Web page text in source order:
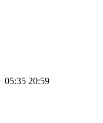
05:35 20:59